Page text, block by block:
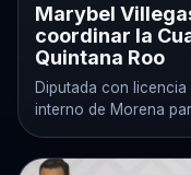
Marybel
coordinar la
Quintana Roo
Diputada con
interno de Morena